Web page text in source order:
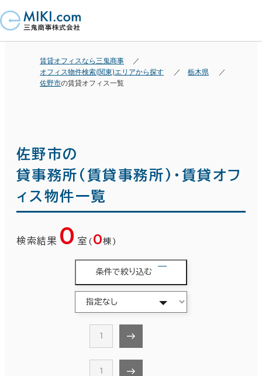
賃貸オフィスなら三鬼商事
オフィス物件検索(関東)エリアから探す
栃木県
佐野市の賃貸オフィス一覧
佐野市の
貸事務所(賃貸事務所)・賃貸オフ
ィス物件一覧
検索結果 0 室 ( 0棟)
条件で絞り込む
1
1